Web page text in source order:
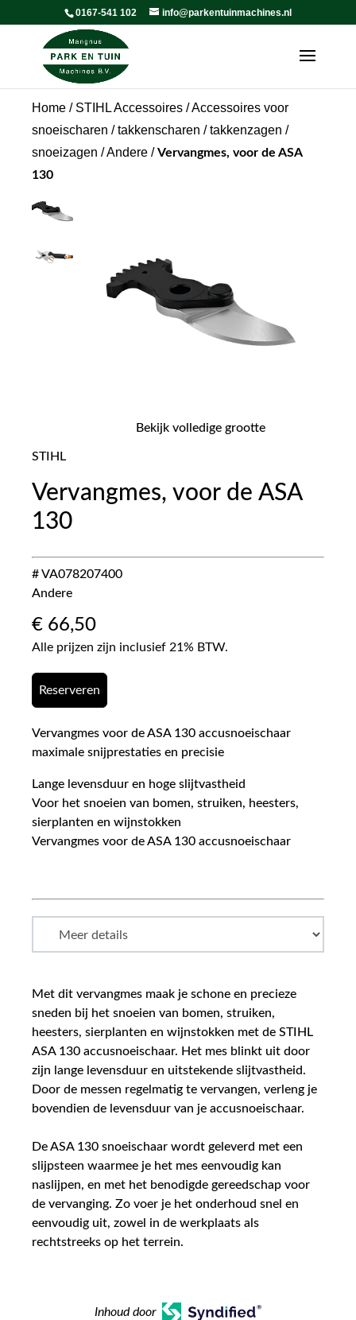
0167-541 102 info@parkentuinmachines.nl
Home / STIHL Accessoires /Accessoires voor
snoeischaren / takkenscharen / takkenzagen /
snoeizagen /Andere /Vervangmes, voor de ASA
130
Bekijk volledige grootte
STIHL
Vervangmes, voor de ASA
130
# VA078207400
Andere
€ 66,50
Alle prijzen zijn inclusief 21% BTW.
Reserveren
Vervangmes voor de ASA 130 accusnoeischaar
maximale snijprestaties en precisie
Lange levensduur en hoge slijtvastheid
Voor het snoeien van bomen, struiken, heesters,
sierplanten en wijnstokken
Vervangmes voor de ASA 130 accusnoeischaar
Met dit vervangmes maak je schone en precieze
sneden bij het snoeien van bomen, struiken,
heesters, sierplanten en wijnstokken met de STIHL
ASA 130 accusnoeischaar. Het mes blinkt uit door
zijn lange levensduur en uitstekende slijtvastheid.
Door de messen regelmatig te vervangen, verleng je
bovendien de levensduur van je accusnoeischaar.
De ASA 130 snoeischaar wordt geleverd met een
slijpsteen waarmee je het mes eenvoudig kan
naslijpen, en met het benodigde gereedschap voor
de vervanging. Zo voer je het onderhoud snel en
eenvoudig uit, zowel in de werkplaats als
rechtstreeks op het terrein.
Inhoud door